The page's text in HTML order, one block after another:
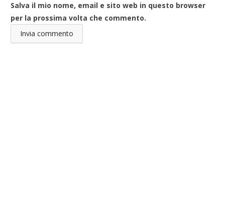
Salva il mio nome, email e sito web in questo browser
per la prossima volta che commento.